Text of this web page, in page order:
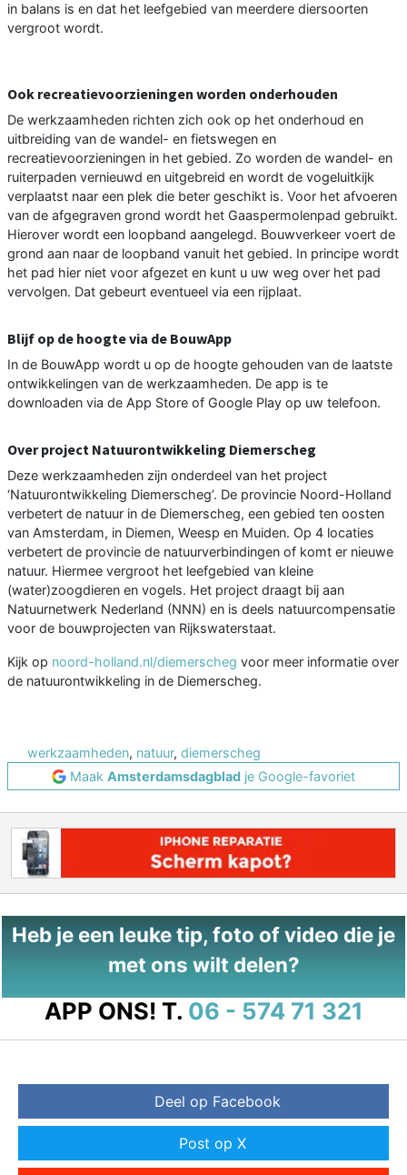
in balans is en dat het leefgebied van meerdere diersoorten
vergroot wordt.
Ook recreatievoorzieningen worden onderhouden
De werkzaamheden richten zich ook op het onderhoud en
uitbreiding van de wandel- en fietswegen en
recreatievoorzieningen in het gebied. Zo worden de wandel- en
ruiterpaden vernieuwd en uitgebreid en wordt de vogeluitkijk
verplaatst naar een plek die beter geschikt is. Voor het afvoeren
van de afgegraven grond wordt het Gaaspermolenpad gebruikt.
Hierover wordt een loopband aangelegd. Bouwverkeer voert de
grond aan naar de loopband vanuit het gebied. In principe wordt
het pad hier niet voor afgezet en kunt u uw weg over het pad
vervolgen. Dat gebeurt eventueel via een rijplaat.
Blijf op de hoogte via de BouwApp
In de BouwApp wordt u op de hoogte gehouden van de laatste
ontwikkelingen van de werkzaamheden. De app is te
downloaden via de App Store of Google Play op uw telefoon.
Over project Natuurontwikkeling Diemerscheg
Deze werkzaamheden zijn onderdeel van het project
‘Natuurontwikkeling Diemerscheg’. De provincie Noord-Holland
verbetert de natuur in de Diemerscheg, een gebied ten oosten
van Amsterdam, in Diemen, Weesp en Muiden. Op 4 locaties
verbetert de provincie de natuurverbindingen of komt er nieuwe
natuur. Hiermee vergroot het leefgebied van kleine
(water)zoogdieren en vogels. Het project draagt bij aan
Natuurnetwerk Nederland (NNN) en is deels natuurcompensatie
voor de bouwprojecten van Rijkswaterstaat.
Kijk op noord-holland.nl/diemerscheg voor meer informatie over
de natuurontwikkeling in de Diemerscheg.
werkzaamheden, natuur, diemerscheg
Maak Amsterdamsdagblad je Google-favoriet
Heb je een leuke tip, foto of video die je
met ons wilt delen?
APP ONS! T. 06 - 574 71 321
Deel op Facebook
Post op X